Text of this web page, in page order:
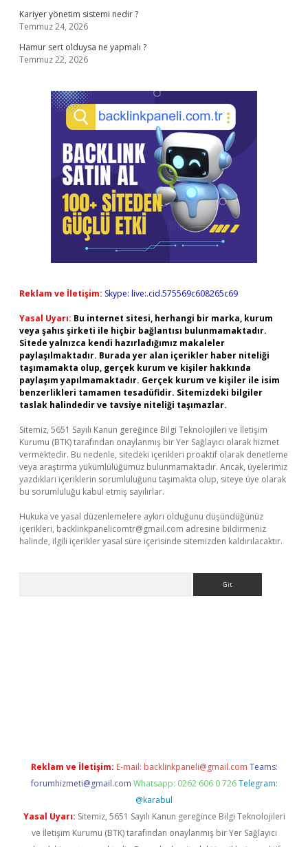
Kariyer yönetim sistemi nedir ?
Temmuz 24, 2026
Hamur sert olduysa ne yapmalı ?
Temmuz 22, 2026
Reklam ve İletişim: Skype: live:.cid.575569c608265c69
Yasal Uyarı: Bu internet sitesi, herhangi bir marka, kurum
veya şahıs şirketi ile hiçbir bağlantısı bulunmamaktadır.
Sitede yalnızca kendi hazırladığımız makaleler
paylaşılmaktadır. Burada yer alan içerikler haber niteliği
taşımamakta olup, gerçek kurum ve kişiler hakkında
paylaşım yapılmamaktadır. Gerçek kurum ve kişiler ile isim
benzerlikleri tamamen tesadüfidir. Sitemizdeki bilgiler
taslak halindedir ve tavsiye niteliği taşımazlar.
Sitemiz, 5651 Sayılı Kanun gereğince Bilgi Teknolojileri ve İletişim
Kurumu (BTK) tarafından onaylanmış bir Yer Sağlayıcı olarak hizmet
vermektedir. Bu nedenle, sitedeki içerikleri proaktif olarak denetleme
veya araştırma yükümlülüğümüz bulunmamaktadır. Ancak, üyelerimiz
yazdıkları içeriklerin sorumluluğunu taşımakta olup, siteye üye olarak
bu sorumluluğu kabul etmiş sayılırlar.
Hukuka ve yasal düzenlemelere aykırı olduğunu düşündüğünüz
içerikleri, backlinkpanelicomtr@gmail.com adresine bildirmeniz
halinde, ilgili içerikler yasal süre içerisinde sitemizden kaldırılacaktır.
Reklam ve İletişim: E-mail: backlinkpaneli@gmail.com Teams:
forumhizmeti@gmail.com Whatsapp: 0262 606 0 726 Telegram:
@karabul
Yasal Uyarı: Sitemiz, 5651 Sayılı Kanun gereğince Bilgi Teknolojileri
ve İletişim Kurumu (BTK) tarafından onaylanmış bir Yer Sağlayıcı